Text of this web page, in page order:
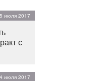
5 июля 2017
с
4 июля 2017